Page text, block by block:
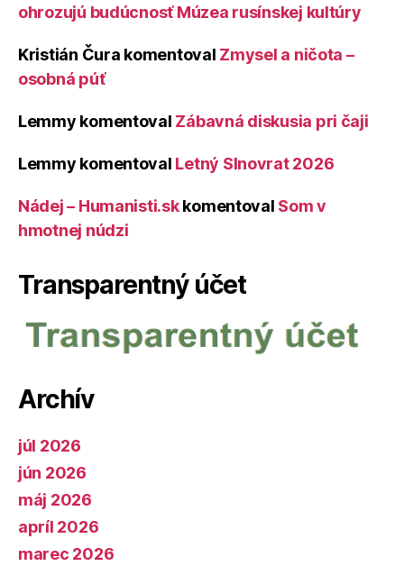
ohrozujú budúcnosť Múzea rusínskej kultúry
Kristián Čura komentoval Zmysel a ničota –
osobná púť
Lemmy komentoval Zábavná diskusia pri čaji
Lemmy komentoval Letný Slnovrat 2026
Nádej – Humanisti.skkomentoval Som v
hmotnej núdzi
Transparentný účet
Archív
júl 2026
jún 2026
máj 2026
apríl 2026
marec 2026